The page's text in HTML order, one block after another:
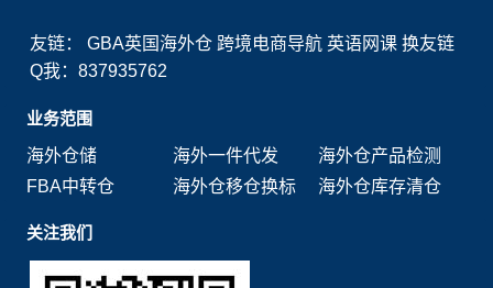
友链：GBA英国海外仓 跨境电商导航 英语网课 换友链
Q我：837935762
业务范围
海外仓储
海外一件代发
海外仓产品检测
FBA中转仓
海外仓移仓换标 海外仓库存清仓
关注我们